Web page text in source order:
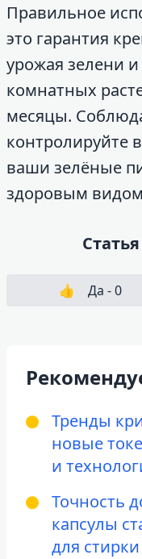
Правильное
это гарантия
урожая зелени
комнатных
месяцы.
контролируйте
ваши зелёные
здоровым
👍 Да -0
Тренды
новые
и
Точность
капсулы
для стирки